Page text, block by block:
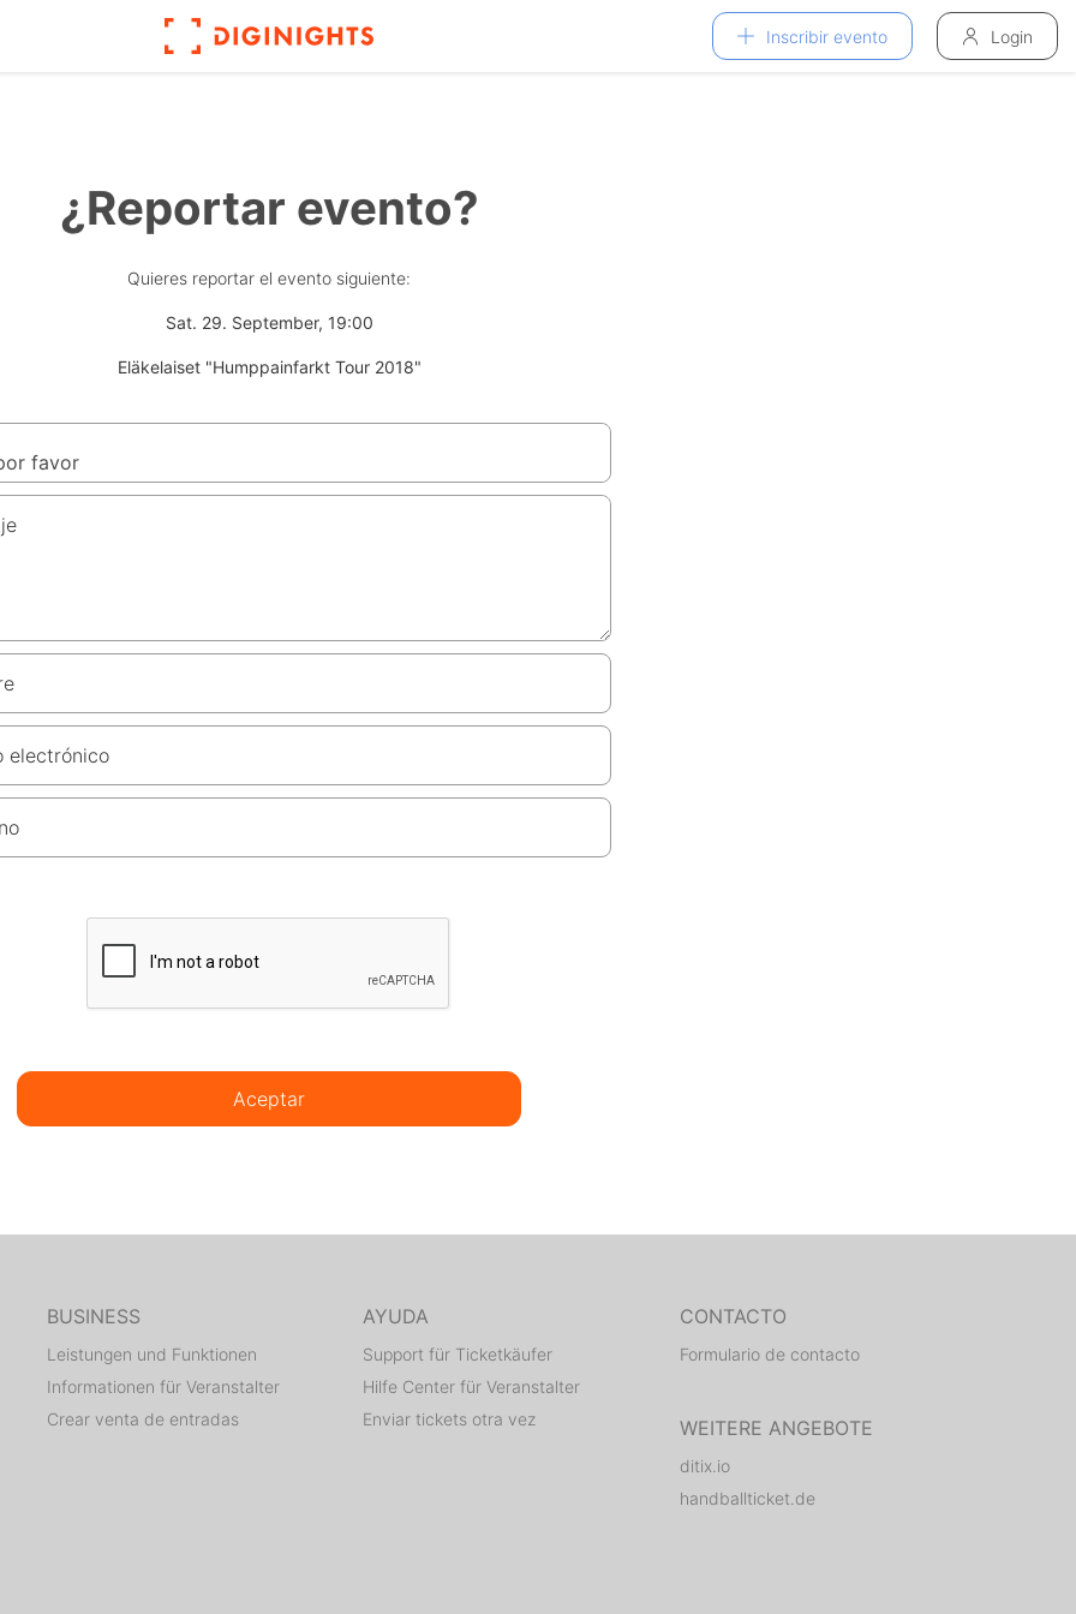
Inscribir evento Login
¿Reportar evento?
Quieres reportar el evento siguiente:
Sat. 29. September, 19:00
Eläkelaiset "Humppainfarkt Tour 2018"
electrónico
Aceptar
BUSINESS
Leistungen und Funktionen
Informationen für Veranstalter
Crear venta de entradas
AYUDA
Support für Ticketkäufer
Hilfe Center für Veranstalter
Enviar tickets otra vez
CONTACTO
Formulario de contacto
WEITERE ANGEBOTE
ditix.io
handballticket.de